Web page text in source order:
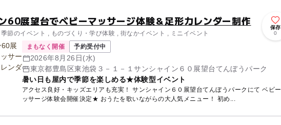
60展望台でベビーマッサージ体験＆足形カレンダー制作
節のイベント , ものづくり・学び体験 , 街なかイベント , ミニイベント
保存
0
まもなく開催 予約受付中
2026年8月26日(水)
東京都豊島区東池袋３－１－１サンシャイン６０展望台てんぼうパーク
暑い日も屋内で季節を楽しめる★体験型イベント
アクセス良好・キッズエリアも充実！ サンシャイン６０展望台てんぼうパークにて ベビーマ
ッサージ体験会開催決定★ おうたを歌いながらの大人気メニュー！ 初め...